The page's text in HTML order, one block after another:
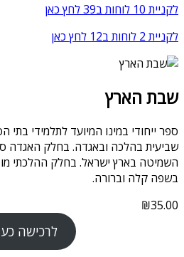
לקניית 10 לוחות ב39 לחץ כאן
לקניית 2 לוחות ב12 לחץ כאן
שבת הארץ
ספר ייחודי במינו המיועד לתלמידי
שביעית בהלכה ובאגדה. בחלק האגדה
השמיטה בארץ ישראל. בחלק ההלכתי
בשפה קלה וברורה.
₪35.00
לרכישה